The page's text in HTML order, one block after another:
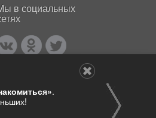
в социальных
.